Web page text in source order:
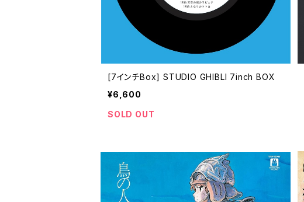
[7インチBox] STUDIO GHIBLI 7inch BOX
¥6,600
SOLD OUT